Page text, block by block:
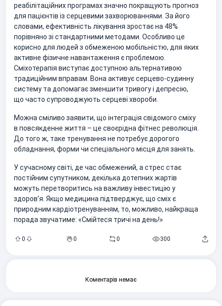
реабілітаційних програмах значно покращують прогноз
для пацієнтів із серцевими захворюваннями. За його
словами, ефективність лікування зростає на 48%
порівняно зі стандартними методами. Особливо це
корисно для людей з обмеженою мобільністю, для яких
активне фізичне навантаження є проблемою.
Сміхотерапія виступає доступною альтернативою
традиційним вправам. Вона активує серцево-судинну
систему та допомагає зменшити тривогу і депресію,
що часто супроводжують серцеві хвороби.
Можна сміливо заявити, що інтеграція свідомого сміху
в повсякденне життя – це своєрідна фітнес революція.
До того ж, таке тренування не потребує дорогого
обладнання, форми чи спеціального місця для занять.
У сучасному світі, де час обмежений, а стрес стає
постійним супутником, декілька дотепних жартів
можуть перетворитись на важливу інвестицію у
здоров’я. Якщо медицина підтверджує, що сміх є
природним кардіотренуванням, то, можливо, найкраща
порада звучатиме: «Смійтеся тричі на день!»
0 0 0 300
Коментарів немає